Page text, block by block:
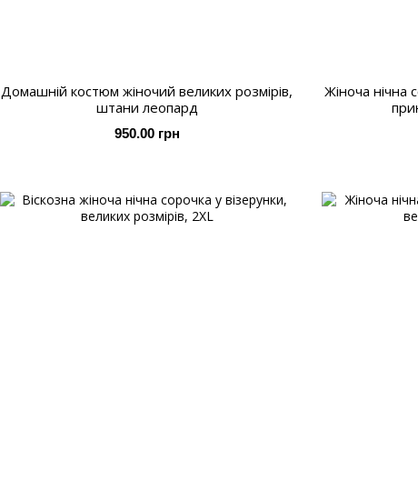
Домашній костюм жіночий великих розмірів,
штани леопард
950.00 грн
Жіноча нічна